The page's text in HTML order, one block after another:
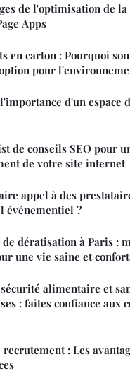
de l'optimisation de
Apps
en carton : Pourquoi
pour
d'un espace
de conseils SEO pour
de votre site internet
appel à des
événementiel ?
dératisation à Paris :
une vie saine et
alimentaire et
: faites confiance aux
recrutement : Les